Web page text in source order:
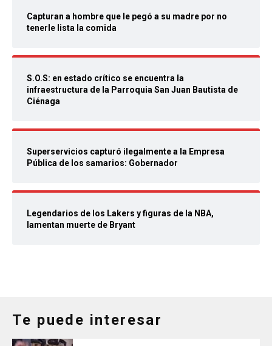
Capturan a hombre que le pegó a su madre por no
tenerle lista la comida
S.O.S: en estado crítico se encuentra la
infraestructura de la Parroquia San Juan Bautista de
Ciénaga
Superservicios capturó ilegalmente a la Empresa
Pública de los samarios: Gobernador
Legendarios de los Lakers y figuras de la NBA,
lamentan muerte de Bryant
Te puede interesar